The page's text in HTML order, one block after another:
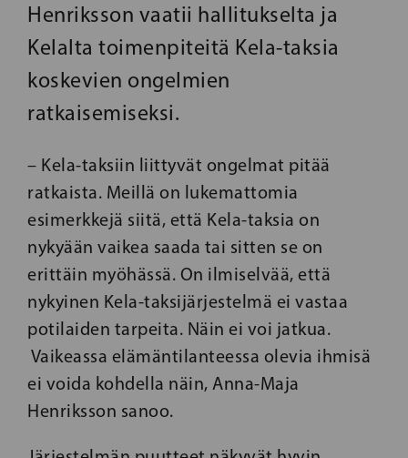
Henriksson vaatii hallitukselta ja
Kelalta toimenpiteitä Kela-taksia
koskevien ongelmien
ratkaisemiseksi.
– Kela-taksiin liittyvät ongelmat pitää
ratkaista. Meillä on lukemattomia
esimerkkejä siitä, että Kela-taksia on
nykyään vaikea saada tai sitten se on
erittäin myöhässä. On ilmiselvää, että
nykyinen Kela-taksijärjestelmä ei vastaa
potilaiden tarpeita. Näin ei voi jatkua.
Vaikeassa elämäntilanteessa olevia ihmisä
ei voida kohdella näin, Anna-Maja
Henriksson sanoo.